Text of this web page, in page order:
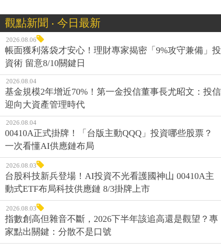
觀點新聞 ‧ 今日最新
2026.08.06
帳面獲利落袋才安心！理財專家揭密「9%攻守兼備」投
資術 留意8/10關鍵日
2026.08.04
基金規模2年增近70%！第一金投信董事長尤昭文：投信
迎向大資產管理時代
2026.08.04
00410A正式掛牌！「台版主動QQQ」投資哪些股票？
一次看懂AI供應鏈布局
2026.08.03
台股科技新兵登場！AI投資不光看護國神山 00410A主
動式ETF布局科技供應鏈 8/3掛牌上市
2026.08.03
指數創高但雜音不斷，2026下半年該追高還是觀望？專
家點出關鍵：分散不是口號